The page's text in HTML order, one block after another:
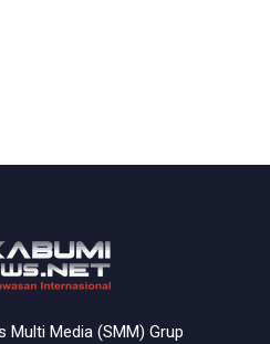
Multi Media (SMM) Grup